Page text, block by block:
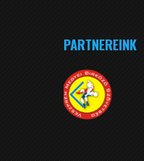
PARTNEREINK